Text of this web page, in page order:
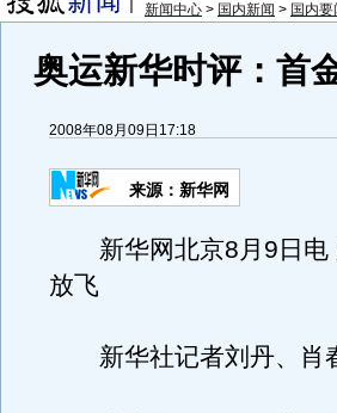
新闻中心 > 国内新闻 > 国内要
奥运新华时评：首
2008年08月09日17:18
来源：新华网
新华网北京8月9日电
放飞
新华社记者刘丹、肖